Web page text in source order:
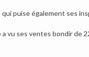
puise également ses
vu ses ventes bondir de